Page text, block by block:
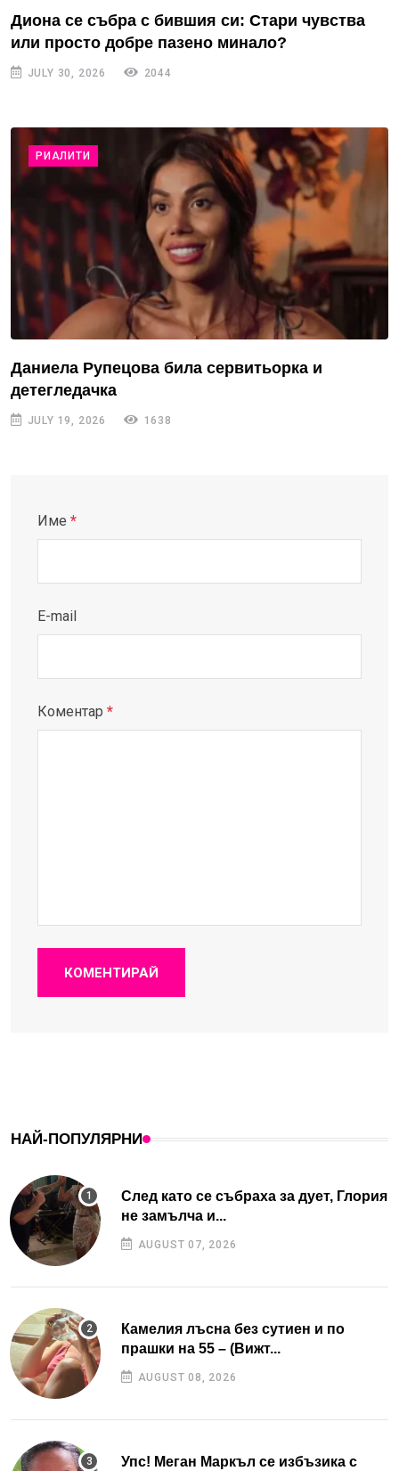
Диона се събра с бившия си: Стари чувства
или просто добре пазено минало?
JULY 30, 2026 2044
РИАЛИТИ
Даниела Рупецова била сервитьорка и
детегледачка
JULY 19, 2026 1638
Име *
E-mail
Коментар *
КОМЕНТИРАЙ
НАЙ-ПОПУЛЯРНИ
След като се събраха за дует, Глория
не замълча и...
AUGUST 07, 2026
Камелия лъсна без сутиен и по
прашки на 55 – (Вижт...
AUGUST 08, 2026
Упс! Меган Маркъл се избъзика с